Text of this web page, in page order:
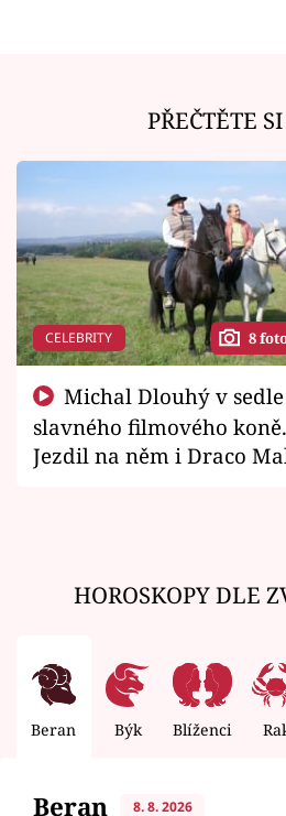
PŘEČTĚTE
CELEBRITY 8
slavného filmového koně.
Jezdil na něm i Draco
HOROSKOPY DLE
Beran Býk Blíženci
Beran 8. 8. 2026